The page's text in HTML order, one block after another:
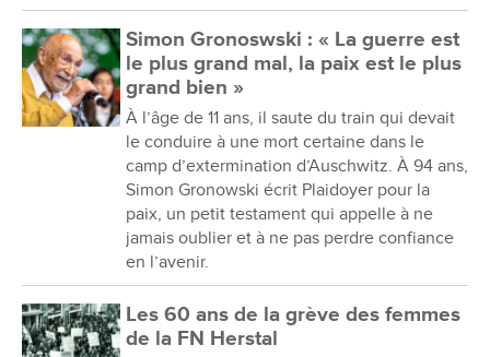
Simon Gronoswski : « La guerre est
le plus grand mal, la paix est le plus
grand bien »
À l’âge de 11 ans, il saute du train qui devait
le conduire à une mort certaine dans le
camp d’extermination d’Auschwitz. À 94 ans,
Simon Gronowski écrit Plaidoyer pour la
paix, un petit testament qui appelle à ne
jamais oublier et à ne pas perdre confiance
en l’avenir.
Les 60 ans de la grève des femmes
de la FN Herstal